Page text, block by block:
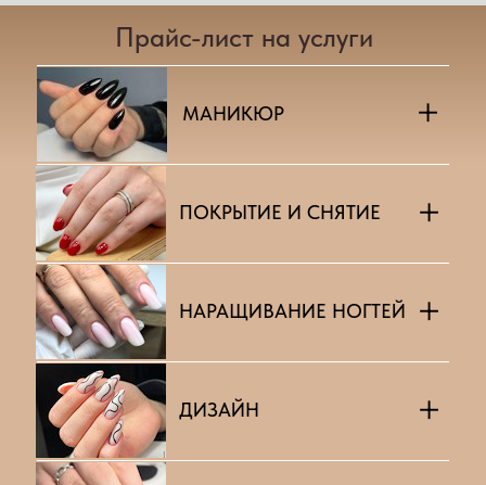
Прайс-лист на услуги
МАНИКЮР +
ПОКРЫТИЕ И СНЯТИЕ +
НАРАЩИВАНИЕ НОГТЕЙ +
ДИЗАЙН
+